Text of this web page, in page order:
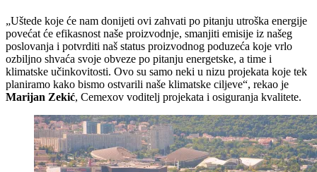
„Uštede koje će nam donijeti ovi zahvati po pitanju utroška energije
povećat će efikasnost naše proizvodnje, smanjiti emisije iz našeg
poslovanja i potvrditi naš status proizvodnog poduzeća koje vrlo
ozbiljno shvaća svoje obveze po pitanju energetske, a time i
klimatske učinkovitosti. Ovo su samo neki u nizu projekata koje tek
planiramo kako bismo ostvarili naše klimatske ciljeve“, rekao je
Marijan Zekić, Cemexov voditelj projekata i osiguranja kvalitete.